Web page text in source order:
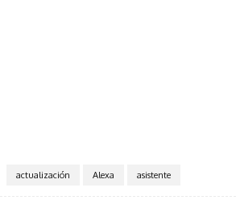
actualización Alexa asistente